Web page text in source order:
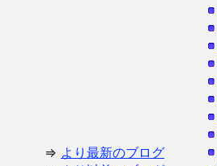
⇒ より最新のブログ